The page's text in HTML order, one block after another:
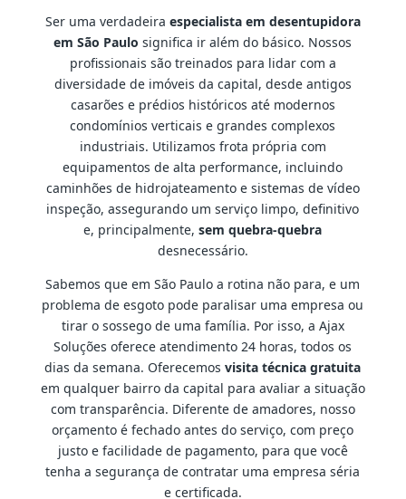
Ser uma verdadeira especialista em desentupidora
em São Paulo significa ir além do básico. Nossos
profissionais são treinados para lidar com a
diversidade de imóveis da capital, desde antigos
casarões e prédios históricos até modernos
condomínios verticais e grandes complexos
industriais. Utilizamos frota própria com
equipamentos de alta performance, incluindo
caminhões de hidrojateamento e sistemas de vídeo
inspeção, assegurando um serviço limpo, definitivo
e, principalmente,sem quebra-quebra
desnecessário.
Sabemos que em São Paulo a rotina não para, e um
problema de esgoto pode paralisar uma empresa ou
tirar o sossego de uma família. Por isso, a Ajax
Soluções oferece atendimento 24 horas, todos os
dias da semana. Oferecemosvisita técnica gratuita
em qualquer bairro da capital para avaliar a situação
com transparência. Diferente de amadores, nosso
orçamento é fechado antes do serviço, com preço
justo e facilidade de pagamento, para que você
tenha a segurança de contratar uma empresa séria
e certificada.